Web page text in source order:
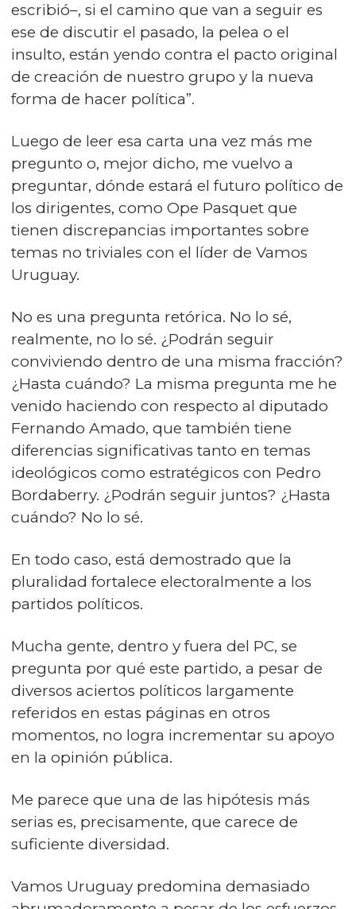
escribió–, si el camino que van a seguir es
ese de discutir el pasado, la pelea o el
insulto, están yendo contra el pacto original
de creación de nuestro grupo y la nueva
forma de hacer política”.
Luego de leer esa carta una vez más me
pregunto o, mejor dicho, me vuelvo a
preguntar, dónde estará el futuro político de
los dirigentes, como Ope Pasquet que
tienen discrepancias importantes sobre
temas no triviales con el líder de Vamos
Uruguay.
No es una pregunta retórica. No lo sé,
realmente, no lo sé. ¿Podrán seguir
conviviendo dentro de una misma fracción?
¿Hasta cuándo? La misma pregunta me he
venido haciendo con respecto al diputado
Fernando Amado, que también tiene
diferencias significativas tanto en temas
ideológicos como estratégicos con Pedro
Bordaberry. ¿Podrán seguir juntos? ¿Hasta
cuándo? No lo sé.
En todo caso, está demostrado que la
pluralidad fortalece electoralmente a los
partidos políticos.
Mucha gente, dentro y fuera del PC, se
pregunta por qué este partido, a pesar de
diversos aciertos políticos largamente
referidos en estas páginas en otros
momentos, no logra incrementar su apoyo
en la opinión pública.
Me parece que una de las hipótesis más
serias es, precisamente, que carece de
suficiente diversidad.
Vamos Uruguay predomina demasiado